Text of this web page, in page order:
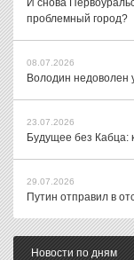
И снова
проблемный город?
08.07.2026
Володин недоволен
23.07.2026
Будущее без Кабца:
29.07.2026
Путин отправил в
Новости по дням